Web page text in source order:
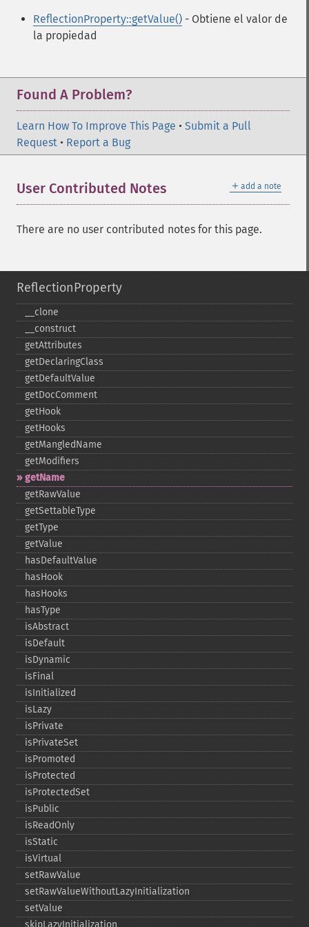
ReflectionProperty::getValue() - Obtiene el valor de
la propiedad
Found A Problem?
Learn How To Improve This Page • Submit a Pull
Request • Report a Bug
＋ add a note
User Contributed Notes
There are no user contributed notes for this page.
ReflectionProperty
_​_​clone
_​_​construct
getAttributes
getDeclaringClass
getDefaultValue
getDocComment
getHook
getHooks
getMangledName
getModifiers
getName
getRawValue
getSettableType
getType
getValue
hasDefaultValue
hasHook
hasHooks
hasType
isAbstract
isDefault
isDynamic
isFinal
isInitialized
isLazy
isPrivate
isPrivateSet
isPromoted
isProtected
isProtectedSet
isPublic
isReadOnly
isStatic
isVirtual
setRawValue
setRawValueWithoutLazyInitialization
setValue
skipLazyInitialization